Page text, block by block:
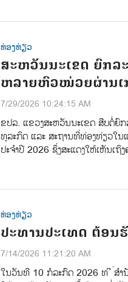
ທ່ອງທ່ຽວ
ສະຫວັນນະເຂດ ຍົກລ
ຫລາຍຫົວໜ່ວຍຜ່ານເ
7/29/2026 10:24:15 AM
ຂປລ. ແຂວງສະຫວັນນະເຂດ ສືບຕໍ່ຍົ
ທຸລະກິດ ແລະ ສະຖານທີ່ທ່ອງທ່ຽວໃນ
ປະຈຳປີ 2026 ຊຶ່ງສະແດງໃຫ້ເຫັນເ
ທ່ອງທ່ຽວ
ປະທານປະເທດ ຕ້ອນ
7/14/2026 11:21:20 AM
ໃນວັນທີ 10 ກໍລະກົດ 2026 ທ ີ ່ສໍາ